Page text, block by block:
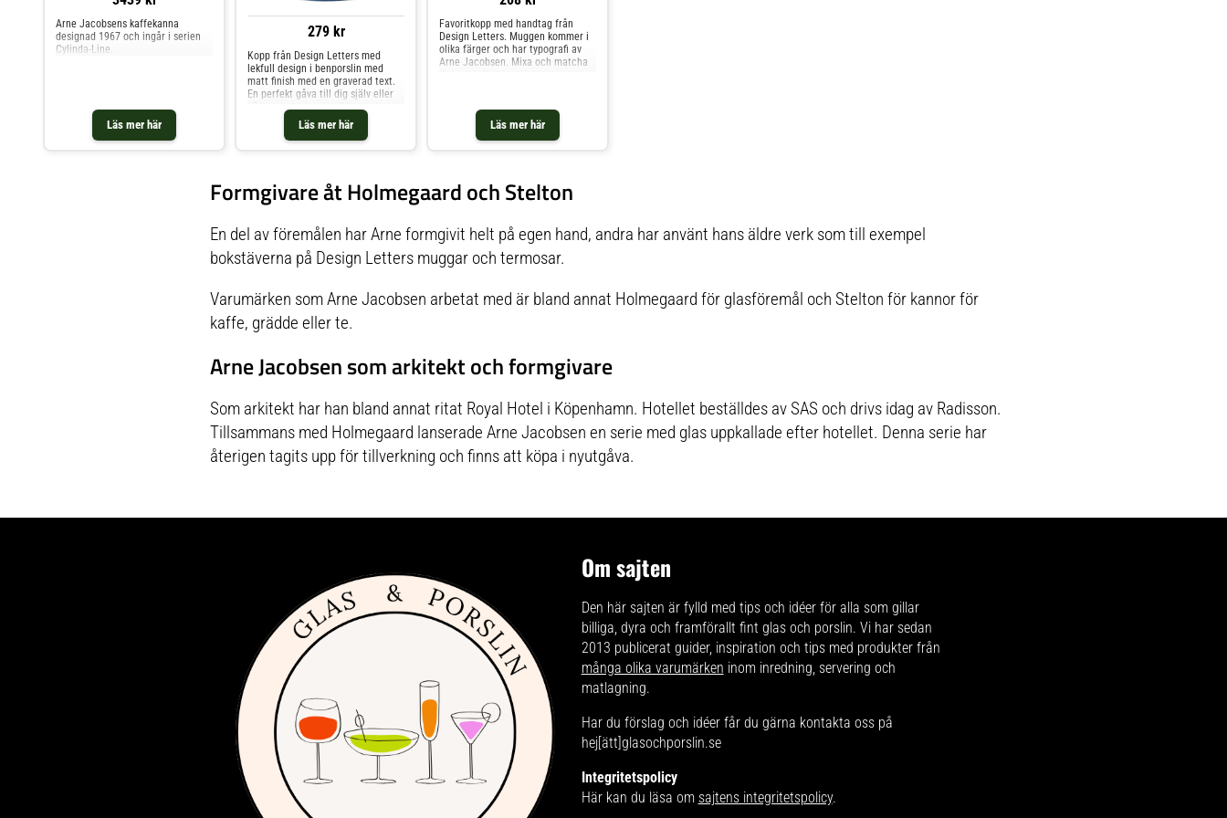
Läs mer här
Arne Jacobsens kaffekanna
designad 1967 och ingår i serien
Cylinda-Line.
279 kr
Läs mer här
Kopp från Design Letters med
lekfull design i benporslin med
matt finish med en graverad text.
En perfekt gåva till dig själv eller
matcha med andra delar ur serien
för att skapa en vacker
kombination. Formgivning av Arne
finish.- Tillverkad av benporslin.-
Perfekt för både varma och kalla
drycker.- Graverad text.- Kapacitet:
diskmaskin. Shoppa Kaffekoppar
Royal Design.
Läs mer här
Favoritkopp med handtag från
Design Letters. Muggen kommer i
olika färger och har typografi av
Arne Jacobsen. Mixa och matcha
perfekt present att ge bort till
någon du tycker om.
Formgivare åt Holmegaard och Stelton
En del av föremålen har Arne formgivit helt på egen hand, andra har använt hans äldre verk som till exempel
bokstäverna på Design Letters muggar och termosar.
Varumärken som Arne Jacobsen arbetat med är bland annat Holmegaard för glasföremål och Stelton för kannor för
kaffe, grädde eller te.
Arne Jacobsen som arkitekt och formgivare
Som arkitekt har han bland annat ritat Royal Hotel i Köpenhamn. Hotellet beställdes av SAS och drivs idag av Radisson.
Tillsammans med Holmegaard lanserade Arne Jacobsen en serie med glas uppkallade efter hotellet. Denna serie har
återigen tagits upp för tillverkning och finns att köpa i nyutgåva.
Om sajten
Den här sajten är fylld med tips och idéer för alla som gillar
billiga, dyra och framförallt fint glas och porslin. Vi har sedan
2013 publicerat guider, inspiration och tips med produkter från
många olika varumärken inom inredning, servering och
matlagning.
Har du förslag och idéer får du gärna kontakta oss på
hej[ätt]glasochporslin.se
Integritetspolicy
Här kan du läsa om sajtens integritetspolicy.